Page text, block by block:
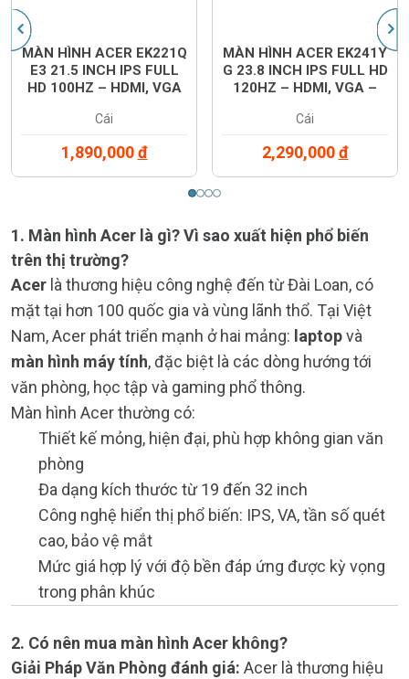
MÀN HÌNH ACER EK221Q
E3 21.5 INCH IPS FULL
HD 100HZ – HDMI, VGA
Cái
1,890,000đ
MÀN HÌNH ACER EK241Y
G 23.8 INCH IPS FULL HD
120HZ – HDMI, VGA –
Cái
2,290,000đ
‹ ›
1. Màn hình Acer là gì? Vì sao xuất hiện phổ biến
trên thị trường?
Acer là thương hiệu công nghệ đến từ Đài Loan, có
mặt tại hơn 100 quốc gia và vùng lãnh thổ. Tại Việt
Nam, Acer phát triển mạnh ở hai mảng: laptopvà
màn hình máy tính, đặc biệt là các dòng hướng tới
văn phòng, học tập và gaming phổ thông.
Màn hình Acer thường có:
Thiết kế mỏng, hiện đại, phù hợp không gian văn
phòng
Đa dạng kích thước từ 19 đến 32 inch
Công nghệ hiển thị phổ biến: IPS, VA, tần số quét
cao, bảo vệ mắt
Mức giá hợp lý với độ bền đáp ứng được kỳ vọng
trong phân khúc
2. Có nên mua màn hình Acer không?
Giải Pháp Văn Phòng đánh giá: Acer là thương hiệu